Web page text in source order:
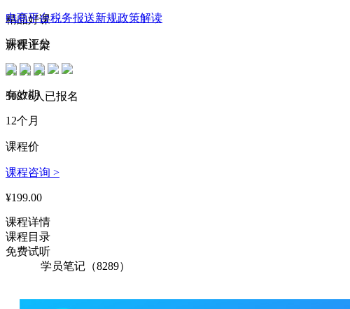
132****5207 刚刚购买了该课程
164****5745 刚刚购买了该课程
154****1383 刚刚购买了该课程
190****5653 刚刚购买了该课程
183****1690 刚刚购买了该课程
141****4305 刚刚购买了该课程
175****4713 刚刚购买了该课程
194****5707 刚刚购买了该课程
174****6733 刚刚购买了该课程
174****6270 刚刚购买了该课程
145****2665 刚刚购买了该课程
精品好课
新课上架
50876人已报名
电商平台税务报送新规政策解读
课程评分
有效期
12个月
课程价
课程咨询 >
¥199.00
课程详情
课程目录
免费试听
学员笔记（8289）